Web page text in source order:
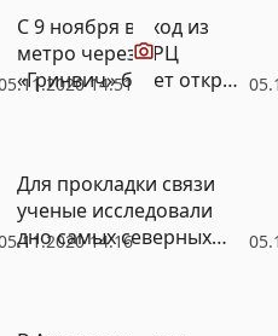
14:51
Видео
С 9 ноября выход из
метро через ТРЦ
«Гринвич» будет открыт
14:16
Для прокладки связи
ученые исследовали
дно самых северных